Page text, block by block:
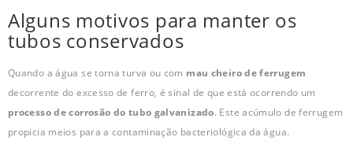
Alguns motivos para manter os
tubos conservados
Quando a água se torna turva ou com mau cheiro de ferrugem
decorrente do excesso de ferro, é sinal de que está ocorrendo um
processo de corrosão do tubo galvanizado. Este acúmulo de ferrugem
propicia meios para a contaminação bacteriológica da água.